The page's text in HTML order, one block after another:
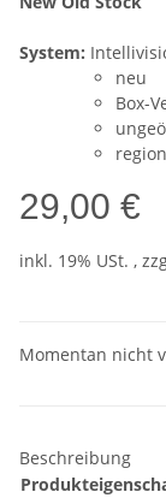
System:
neu
Box-
29,00 €
inkl. 19% USt. ,
Momentan nicht
Beschreibung